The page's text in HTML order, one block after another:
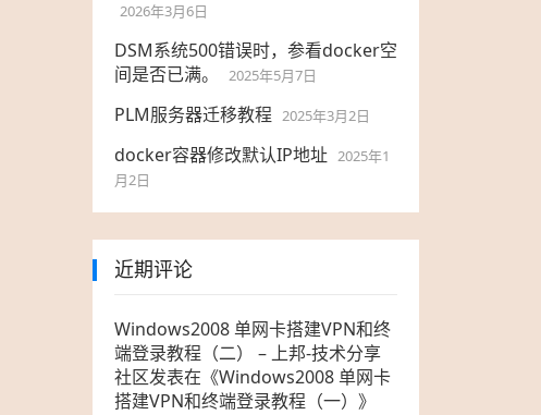
2026年3月6日
DSM系统500错误时，参看docker空
间是否已满。
2025年5月7日
PLM服务器迁移教程 2025年3月2日
docker容器修改默认IP地址 2025年1
月2日
近期评论
Windows2008 单网卡搭建VPN和终
端登录教程（二） – 上邦-技术分享
社区发表在《Windows2008 单网卡
搭建VPN和终端登录教程（一） 》